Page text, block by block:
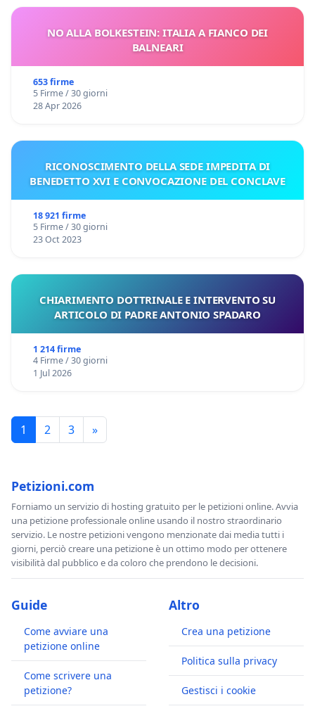
NO ALLA BOLKESTEIN: ITALIA A FIANCO DEI
BALNEARI
653 firme
5 Firme / 30 giorni
28 Apr 2026
RICONOSCIMENTO DELLA SEDE IMPEDITA DI
BENEDETTO XVI E CONVOCAZIONE DEL CONCLAVE
18 921 firme
5 Firme / 30 giorni
23 Oct 2023
CHIARIMENTO DOTTRINALE E INTERVENTO SU
ARTICOLO DI PADRE ANTONIO SPADARO
1 214 firme
4 Firme / 30 giorni
1 Jul 2026
1 2 3 »
Petizioni.com
Forniamo un servizio di hosting gratuito per le petizioni online. Avvia
una petizione professionale online usando il nostro straordinario
servizio. Le nostre petizioni vengono menzionate dai media tutti i
giorni, perciò creare una petizione è un ottimo modo per ottenere
visibilità dal pubblico e da coloro che prendono le decisioni.
Guide
Come avviare una
petizione online
Come scrivere una
petizione?
Altro
Crea una petizione
Politica sulla privacy
Gestisci i cookie